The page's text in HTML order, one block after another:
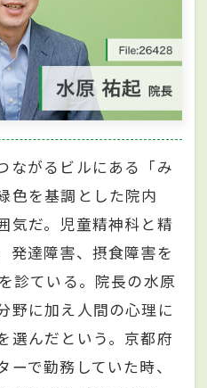
ながるビルにある「み
色を基調とした院内
気だ。児童精神科と精
発達障害、摂食障害を
診ている。院長の水原
野に加え人間の心理に
選んだという。京都府
で勤務していた時、